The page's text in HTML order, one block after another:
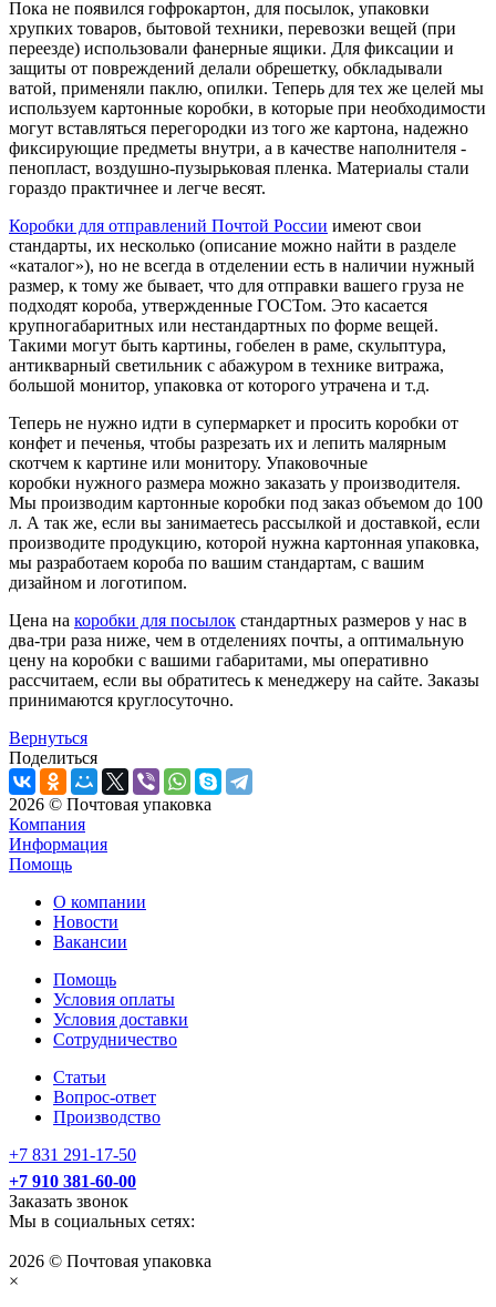
Пока не появился гофрокартон, для посылок, упаковки
хрупких товаров, бытовой техники, перевозки вещей (при
переезде) использовали фанерные ящики. Для фиксации и
защиты от повреждений делали обрешетку, обкладывали
ватой, применяли паклю, опилки. Теперь для тех же целей мы
используем картонные коробки, в которые при необходимости
могут вставляться перегородки из того же картона, надежно
фиксирующие предметы внутри, а в качестве наполнителя -
пенопласт, воздушно-пузырьковая пленка. Материалы стали
гораздо практичнее и легче весят.
Коробки для отправлений Почтой России имеют свои
стандарты, их несколько (описание можно найти в разделе
«каталог»), но не всегда в отделении есть в наличии нужный
размер, к тому же бывает, что для отправки вашего груза не
подходят короба, утвержденные ГОСТом. Это касается
крупногабаритных или нестандартных по форме вещей.
Такими могут быть картины, гобелен в раме, скульптура,
антикварный светильник с абажуром в технике витража,
большой монитор, упаковка от которого утрачена и т.д.
Теперь не нужно идти в супермаркет и просить коробки от
конфет и печенья, чтобы разрезать их и лепить малярным
скотчем к картине или монитору. Упаковочные
коробки нужного размера можно заказать у производителя.
Мы производим картонные коробки под заказ объемом до 100
л. А так же, если вы занимаетесь рассылкой и доставкой, если
производите продукцию, которой нужна картонная упаковка,
мы разработаем короба по вашим стандартам, с вашим
дизайном и логотипом.
Цена на коробки для посылок стандартных размеров у нас в
два-три раза ниже, чем в отделениях почты, а оптимальную
цену на коробки с вашими габаритами, мы оперативно
рассчитаем, если вы обратитесь к менеджеру на сайте. Заказы
принимаются круглосуточно.
Вернуться
Поделиться
2026 © Почтовая упаковка
Компания
Информация
Помощь
О компании
Новости
Вакансии
Помощь
Условия оплаты
Условия доставки
Сотрудничество
Статьи
Вопрос-ответ
Производство
+7 831 291-17-50
+7 910 381-60-00
Заказать звонок
Мы в социальных сетях:
2026 © Почтовая упаковка
×